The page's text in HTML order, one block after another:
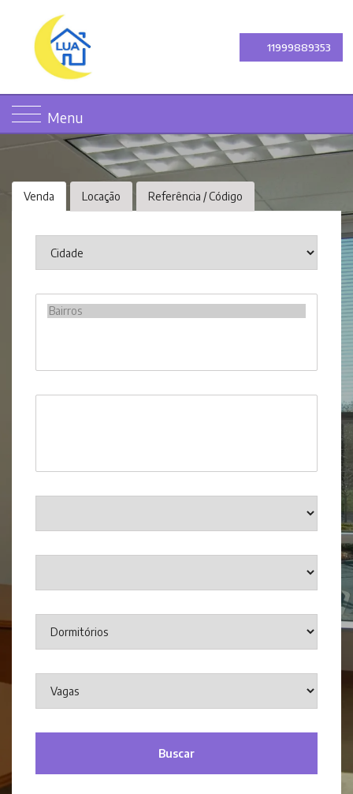
11999889353
Menu
Venda Locação Referência / Código
Buscar